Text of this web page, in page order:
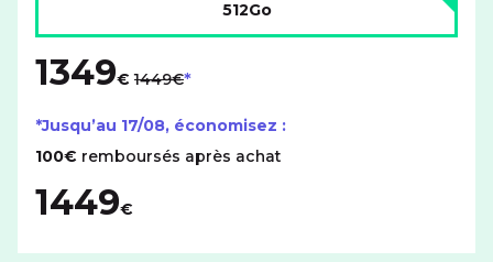
512Go
1349€ 1449€
*Jusqu’au 17/08, économisez :
100€ remboursés après achat
1449€